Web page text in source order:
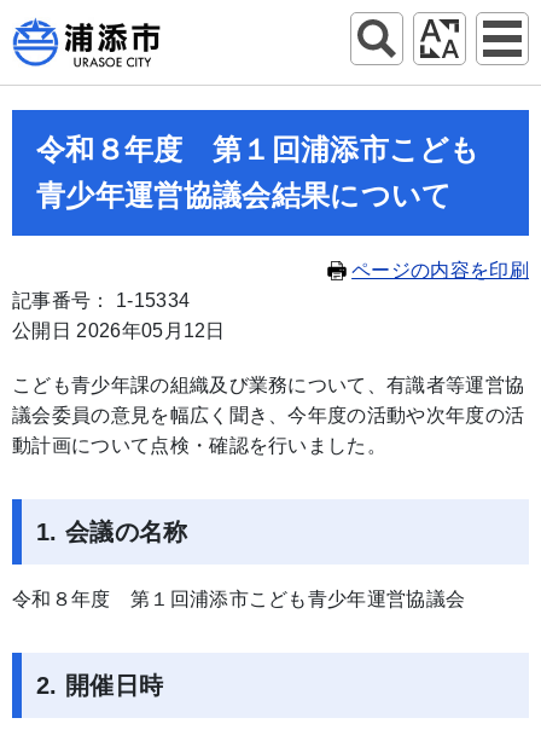
令和８年度 第１回浦添市こども
青少年運営協議会結果について
ページの内容を印刷
記事番号： 1-15334
公開日 2026年05月12日
こども青少年課の組織及び業務について、有識者等運営協
議会委員の意見を幅広く聞き、今年度の活動や次年度の活
動計画について点検・確認を行いました。
1. 会議の名称
令和８年度 第１回浦添市こども青少年運営協議会
2. 開催日時